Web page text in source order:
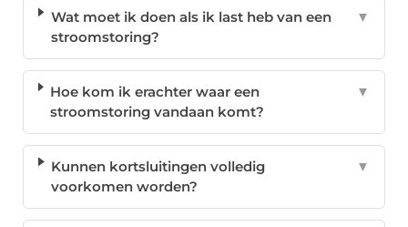
Wat moet ik doen als ik last heb van een
stroomstoring?
▼
Hoe kom ik erachter waar een
stroomstoring vandaan komt?
▼
Kunnen kortsluitingen volledig
voorkomen worden?
▼